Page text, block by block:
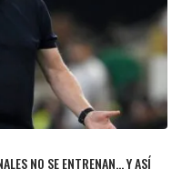
NO SE ENTRENAN… Y ASÍ